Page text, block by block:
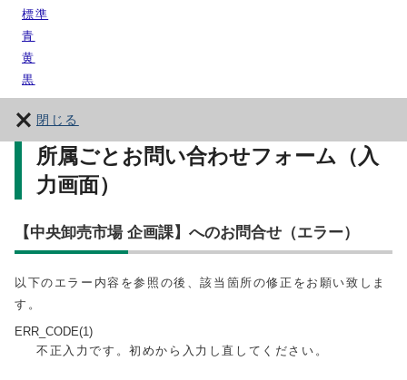
標準
青
黄
黒
閉じる
所属ごとお問い合わせフォーム（入
力画面）
【中央卸売市場 企画課】へのお問合せ（エラー）
以下のエラー内容を参照の後、該当箇所の修正をお願い致しま
す。
ERR_CODE(1)
不正入力です。初めから入力し直してください。